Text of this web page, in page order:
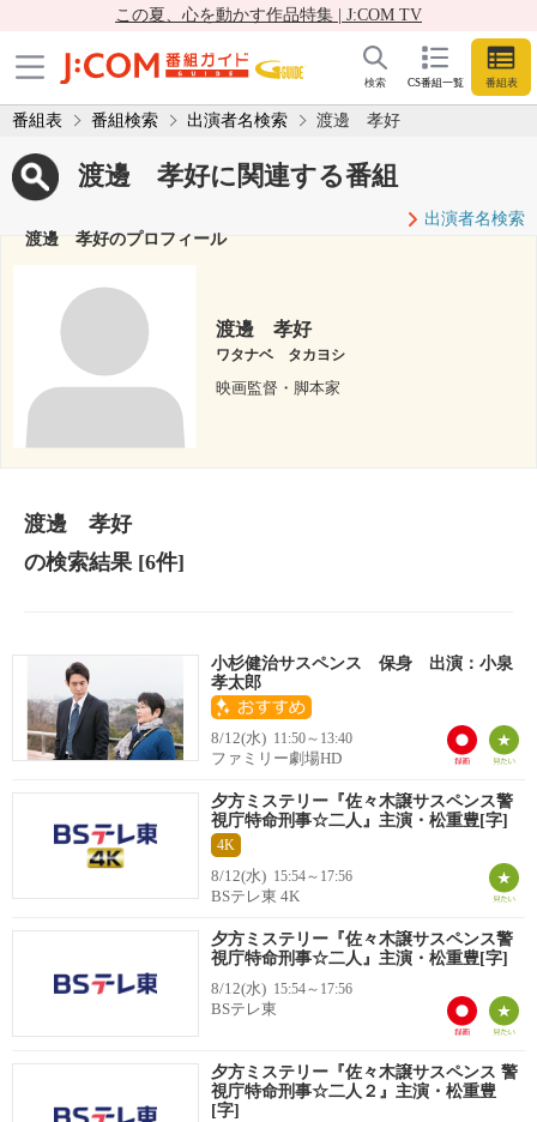
この夏、心を動かす作品特集 | J:COM TV
CS番組一覧 番組表
検索
番組表 番組検索 出演者名検索 渡邊 孝好
渡邊 孝好に関連する番組
出演者名検索
渡邊 孝好のプロフィール
渡邊 孝好
ワタナベ タカヨシ
映画監督・脚本家
渡邊 孝好
の検索結果[6件]
小杉健治サスペンス 保身 出演：小泉
孝太郎
8/12(水) 11:50～13:40
ファミリー劇場HD
夕方ミステリー『佐々木譲サスペンス警
視庁特命刑事☆二人』主演・松重豊[字]
4K
8/12(水) 15:54～17:56
BSテレ東 4K
夕方ミステリー『佐々木譲サスペンス警
視庁特命刑事☆二人』主演・松重豊[字]
8/12(水) 15:54～17:56
BSテレ東
夕方ミステリー『佐々木譲サスペンス 警
視庁特命刑事☆二人２』主演・松重豊
[字]